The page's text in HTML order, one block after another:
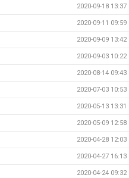
2020-09-18 13:37
2020-09-11 09:59
2020-09-09 13:42
2020-09-03 10:22
2020-08-14 09:43
2020-07-03 10:53
2020-05-13 13:31
2020-05-09 12:58
2020-04-28 12:03
2020-04-27 16:13
2020-04-24 09:32